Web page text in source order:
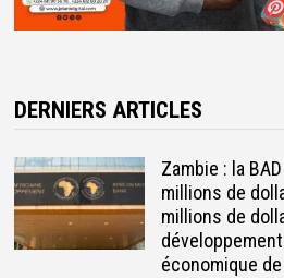
DERNIERS ARTICLES
Zambie : la
millions de
millions de
économique